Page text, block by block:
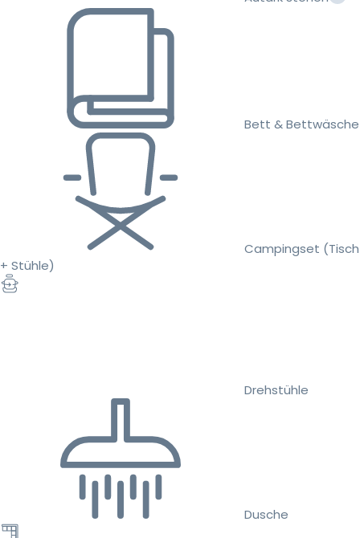
Bett & Bettwäsche
Campingset (Tisch
+ Stühle)
Drehstühle
Dusche